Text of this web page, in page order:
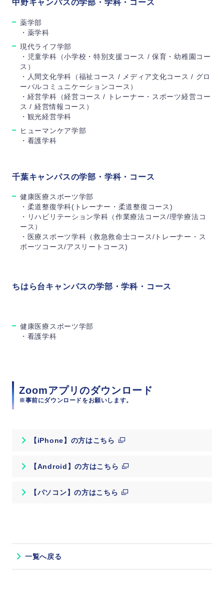
中野キャンパスの学部・学科・コース
薬学部
・薬学科
現代ライフ学部
・児童学科（小学校・特別支援コース / 保育・幼稚園コー
ス）
・人間文化学科（福祉コース / メディア文化コース / グロ
ーバルコミュニケーションコース）
・経営学科（経営コース / トレーナー・スポーツ経営コー
ス / 経営情報コース）
・観光経営学科
ヒューマンケア学部
・看護学科
千葉キャンパスの学部・学科・コース
健康医療スポーツ学部
・柔道整復学科(トレーナー・柔道整復コース)
・リハビリテーション学科（作業療法コース/理学療法コ
ース）
・医療スポーツ学科（救急救命士コース/トレーナー・ス
ポーツコース/アスリートコース)
ちはら台キャンパスの学部・学科・コース
健康医療スポーツ学部
・看護学科
Zoomアプリのダウンロード
※事前にダウンロードをお願いします。
【iPhone】の方はこちら
【Android】の方はこちら
【パソコン】の方はこちら
一覧へ戻る